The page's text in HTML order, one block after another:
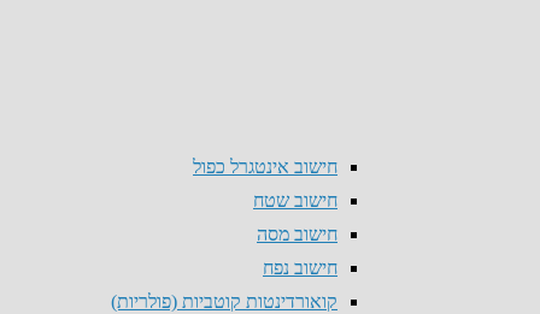
חישוב אינטגרל כפול
חישוב שטח
חישוב מסה
חישוב נפח
קואורדינטות קוטביות (פולריות)